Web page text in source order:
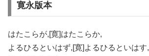
寛永版本
はたこらが,[寛]はたこらか,
よるひるといはず,[寛]よるひるといはす,